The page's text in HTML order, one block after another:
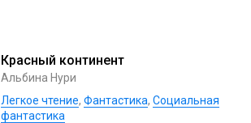
Красный континент
Альбина Нури
Легкое чтение, Фантастика, Социальная
фантастика